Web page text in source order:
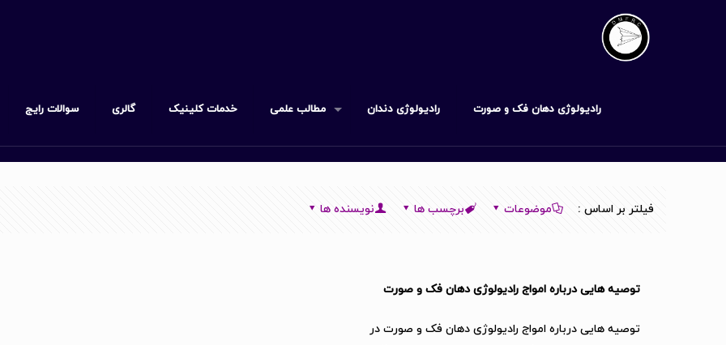
رادیولوژی دهان فک و صورت رادیولوژی دندان مطالب علمی خدمات کلینیک گالری سوالات رایج
فیلتر بر اساس : موضوعات برچسب ها نویسنده ها
توصیه هایی درباره امواج رادیولوژی دهان فک و صورت
توصیه هایی درباره امواج رادیولوژی دهان فک و صورت در